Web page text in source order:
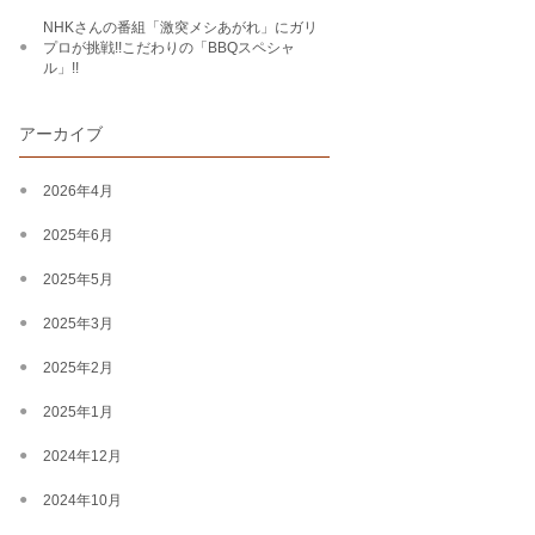
NHKさんの番組「激突メシあがれ」にガリ
プロが挑戦!!こだわりの「BBQスペシャ
ル」!!
アーカイブ
2026年4月
2025年6月
2025年5月
2025年3月
2025年2月
2025年1月
2024年12月
2024年10月